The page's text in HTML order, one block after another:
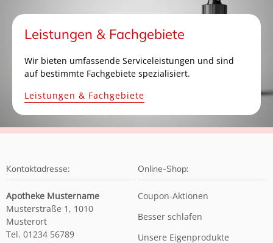
Leistungen & Fachgebiete
Wir bieten umfassende Serviceleistungen und sind
auf bestimmte Fachgebiete spezialisiert.
Leistungen & Fachgebiete
Kontaktadresse:
Apotheke Mustername
Musterstraße 1, 1010
Musterort
Tel. 01234 56789
Online-Shop:
Coupon-Aktionen
Besser schlafen
Unsere Eigenprodukte